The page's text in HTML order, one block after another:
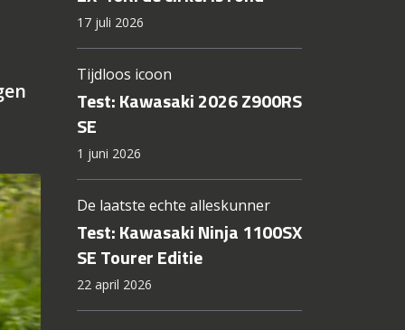
Gerelateerde artikelen
Vijf jaar later, véél beter
Test Kawasaki 2026 Ninja
ZX-10R: de cirkel is rond
17 juli 2026
Tijdloos icoon
Test: Kawasaki 2026 Z900RS
SE
1 juni 2026